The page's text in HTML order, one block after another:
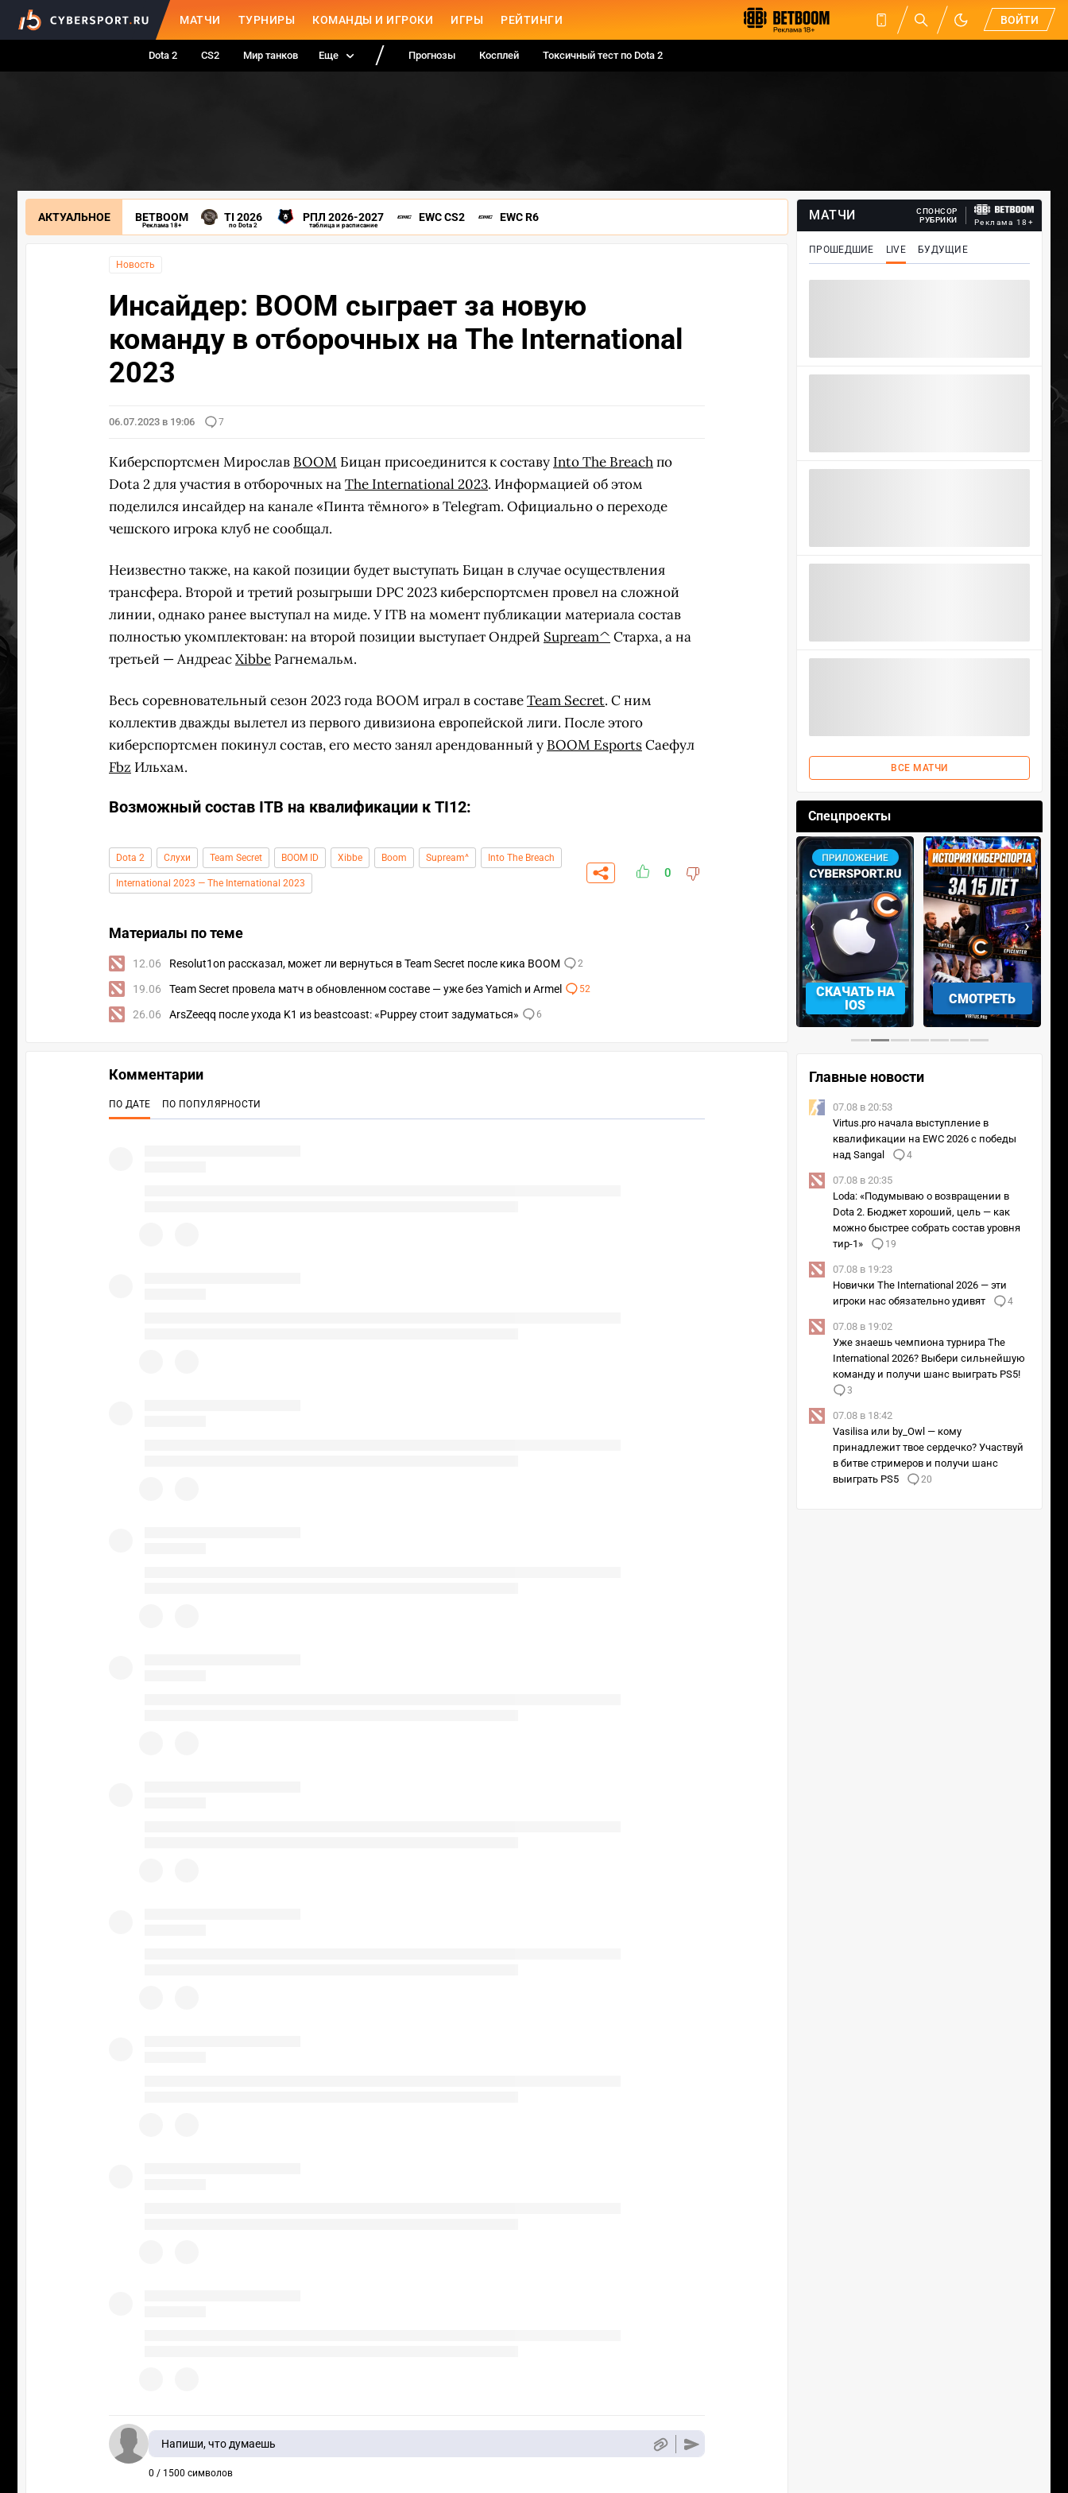
МАТЧИ ТУРНИРЫ КОМАНДЫ И ИГРОКИ ИГРЫ РЕЙТИНГИ ВОЙТИ
Dota 2 CS2 Мир танков Еще Прогнозы Косплей Токсичный тест по Dota 2
АКТУАЛЬНОЕ BETBOOM
Реклама 18+
TI 2026
по Dota 2
РПЛ 2026-2027
таблица и расписание
EWC CS2 EWC R6
Новость
Инсайдер: BOOM сыграет за новую
команду в отборочных на The International
2023
06.07.2023 в 19:06 7
Киберспортсмен Мирослав BOOM Бицан присоединится к составу Into The Breachпо
Dota 2 для участия в отборочных наThe International 2023. Информацией об этом
поделился инсайдер на канале «Пинта тёмного» в Telegram. Официально о переходе
чешского игрока клуб не сообщал.
Неизвестно также, на какой позиции будет выступать Бицан в случае осуществления
трансфера. Второй и третий розыгрыши DPC 2023 киберспортсмен провел на сложной
линии, однако ранее выступал на миде. У ITB на момент публикации материала состав
полностью укомплектован: на второй позиции выступает Ондрей Supream^ Старха, а на
третьей — АндреасXibbe Рагнемальм.
Весь соревновательный сезон 2023 года BOOM играл в составеTeam Secret. С ним
коллектив дважды вылетел из первого дивизиона европейской лиги. После этого
киберспортсмен покинул состав, его место занял арендованный у BOOM EsportsСаефул
Fbz Ильхам.
Возможный состав ITB на квалификации к TI12:
Dota 2 Слухи Team Secret BOOM ID Xibbe Boom Supream^ Into The Breach
International 2023 — The International 2023
0
Материалы по теме
12.06 Resolut1on рассказал, может ли вернуться в Team Secret после кика BOOM 2
19.06 Team Secret провела матч в обновленном составе — уже без Yamich и Armel 52
26.06 ArsZeeqq после ухода K1 из beastcoast: «Puppey стоит задуматься» 6
МАТЧИ
СПОНСОР
РУБРИКИ
Реклама 18+
ПРОШЕДШИЕ LIVE БУДУЩИЕ
ВСЕ МАТЧИ
Спецпроекты
СКАЧАТЬ НА
СМОТРЕТЬ УЧАСТВОВАТЬ
‹ ›
Главные новости
07.08 в 20:53
Virtus.pro начала выступление в
квалификации на EWC 2026 с победы
над Sangal
4
07.08 в 20:35
Loda: «Подумываю о возвращении в
Dota 2. Бюджет хороший, цель — как
можно быстрее собрать состав уровня
тир-1»
19
07.08 в 19:23
Новички The International 2026 — эти
игроки нас обязательно удивят
4
07.08 в 19:02
Уже знаешь чемпиона турнира The
International 2026? Выбери сильнейшую
команду и получи шанс выиграть PS5!
3
07.08 в 18:42
Vasilisa или by_Owl — кому
принадлежит твое сердечко? Участвуй
в битве стримеров и получи шанс
выиграть PS5
20
Комментарии
ПО ДАТЕ ПО ПОПУЛЯРНОСТИ
Напиши, что думаешь
0 / 1500 символов